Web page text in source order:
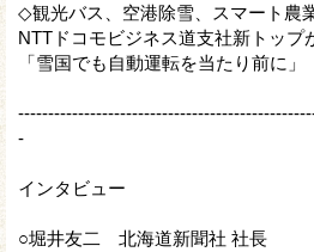
◇観光バス、空港除雪、スマート農
NTTドコモビジネス道支社新トップ
「雪国でも自動運転を当たり前に」
-
インタビュー
○堀井友二 北海道新聞社 社長